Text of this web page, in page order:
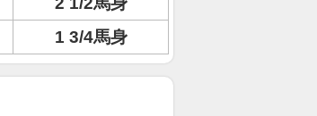
1 3/4馬身